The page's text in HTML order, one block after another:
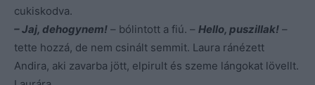
cukiskodva.
– Jaj, dehogynem! – bólintott a fiú. – Hello, puszillak! –
tette hozzá, de nem csinált semmit. Laura ránézett
Andira, aki zavarba jött, elpirult és szeme lángokat lövellt.